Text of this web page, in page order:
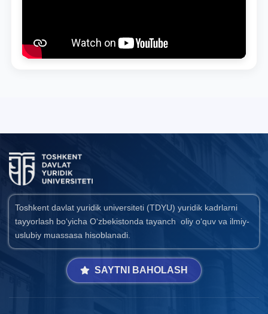
Toshkent davlat yuridik universiteti (TDYU) yuridik kadrlarni
tayyorlash bo‘yicha O‘zbekistonda tayanch oliy o‘quv va ilmiy-
uslubiy muassasa hisoblanadi.
SAYTNI BAHOLASH